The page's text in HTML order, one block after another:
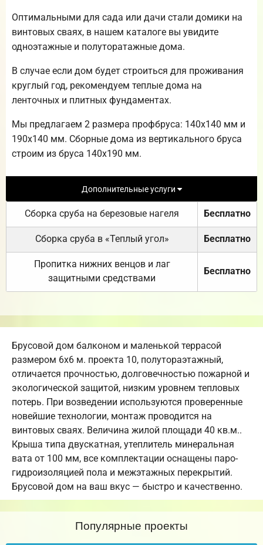
Оптимальными для сада или дачи стали домики на
винтовых сваях, в нашем каталоге вы увидите
одноэтажные и полуторатажные дома.
В случае если дом будет строиться для проживания
круглый год, рекомендуем теплые дома на
ленточных и плитных фундаментах.
Мы предлагаем 2 размера профбруса: 140х140 мм и
190х140 мм. Сборные дома из вертикального бруса
строим из бруса 140х190 мм.
Дополнительные услуги
Сборка сруба на березовые нагеля Бесплатно
Сборка сруба в «Теплый угол» Бесплатно
Пропитка нижних венцов и лаг
защитными средствами
Бесплатно
Брусовой дом балконом и маленькой террасой
размером 6х6 м. проекта 10, полутораэтажный,
отличается прочностью, долговечностью пожарной и
экологической защитой, низким уровнем тепловых
потерь. При возведении используются проверенные
новейшие технологии, монтаж проводится на
винтовых сваях. Величина жилой площади 40 кв.м..
Крыша типа двускатная, утеплитель минеральная
вата от 100 мм, все комплектации оснащены паро-
гидроизоляцией пола и межэтажных перекрытий.
Брусовой дом на ваш вкус — быстро и качественно.
Популярные проекты